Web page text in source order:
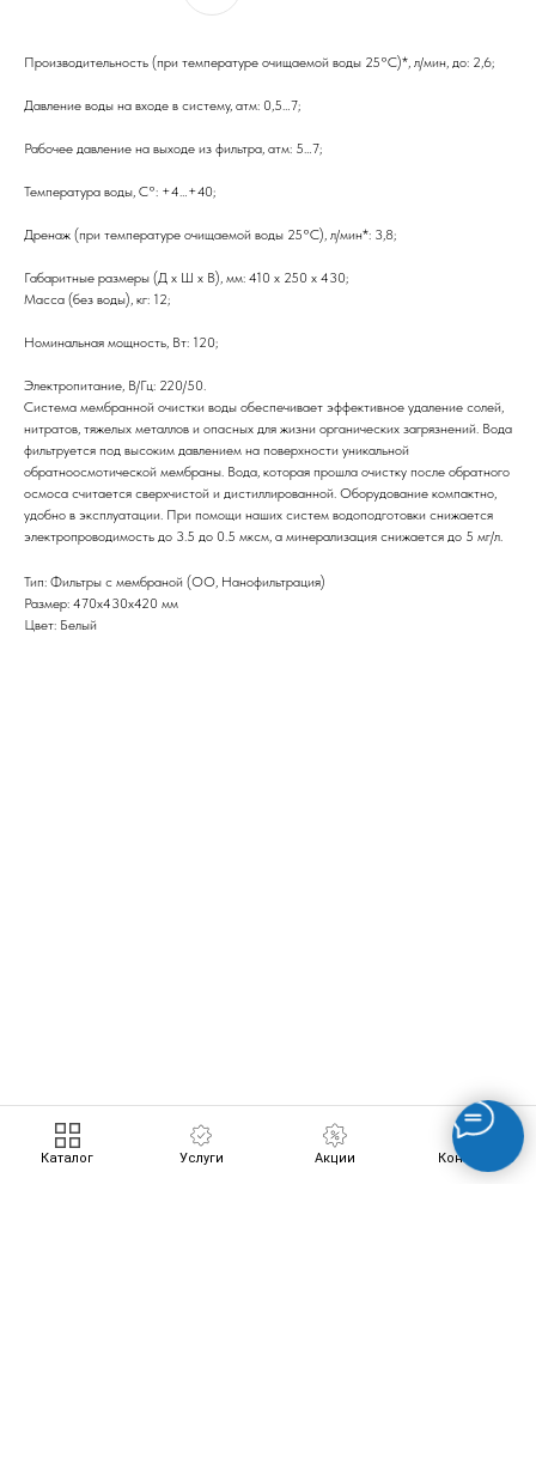
Каталог Услуги Акции Контакты
Производительность (при температуре очищаемой воды 25°C)*, л/мин, до: 2,6;
Давление воды на входе в систему, атм: 0,5…7;
Рабочее давление на выходе из фильтра, атм: 5…7;
Температура воды, С°: +4…+40;
Дренаж (при температуре очищаемой воды 25°C), л/мин*: 3,8;
Габаритные размеры (Д х Ш х В), мм: 410 x 250 x 430;
Масса (без воды), кг: 12;
Номинальная мощность, Вт: 120;
Электропитание, В/Гц: 220/50.
Система мембранной очистки воды обеспечивает эффективное удаление солей,
нитратов, тяжелых металлов и опасных для жизни органических загрязнений. Вода
фильтруется под высоким давлением на поверхности уникальной
обратноосмотической мембраны. Вода, которая прошла очистку после обратного
осмоса считается сверхчистой и дистиллированной. Оборудование компактно,
удобно в эксплуатации. При помощи наших систем водоподготовки снижается
электропроводимость до 3.5 до 0.5 мксм, а минерализация снижается до 5 мг/л.
Тип: Фильтры с мембраной (ОО, Нанофильтрация)
Размер: 470х430х420 мм
Цвет: Белый
ERROR:Not found category